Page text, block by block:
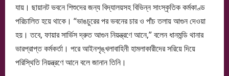
যায়। ছায়ানট ভবনে শিশুদের জন্য বিদ্যালয়সহ বিভিন্ন সাংস্কৃতিক কর্মকাণ্ড
পরিচালিত হয়ে থাকে। “ভাঙচুরের পর ভবনের চার ও পাঁচ তলায় আগুন দেওয়া
হয়। তবে, ফায়ার সার্ভিস দ্রুত আগুন নিয়ন্ত্রণে আনে,” বলেন ধানমন্ডি থানার
ভারপ্রাপ্ত কর্মকর্তা। পরে আইনশৃঙ্খলাবাহিনী হামলাকারীদের সরিয়ে দিয়ে
পরিস্থিতি নিয়ন্ত্রণে আনে বলে জানান তিনি।